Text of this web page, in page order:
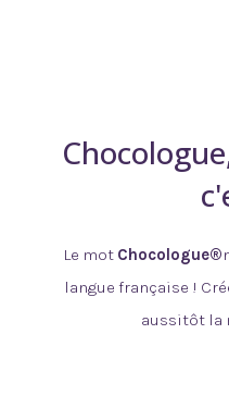
Le mot Chocologue®
langue française !
aussitôt la